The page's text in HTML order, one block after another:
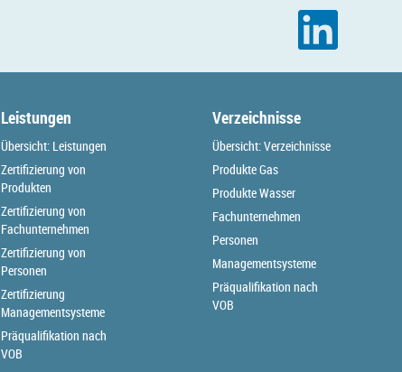
Leistungen
Übersicht: Leistungen
Zertifizierung von
Produkten
Zertifizierung von
Fachunternehmen
Zertifizierung von
Personen
Zertifizierung
Managementsysteme
Präqualifikation nach
VOB
Verzeichnisse
Übersicht: Verzeichnisse
Produkte Gas
Produkte Wasser
Fachunternehmen
Personen
Managementsysteme
Präqualifikation nach
VOB